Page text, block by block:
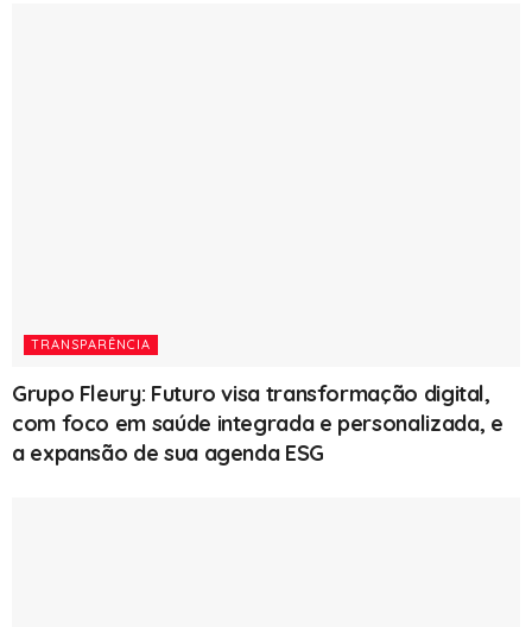
TRANSPARÊNCIA
Grupo Fleury: Futuro visa transformação digital,
com foco em saúde integrada e personalizada, e
a expansão de sua agenda ESG